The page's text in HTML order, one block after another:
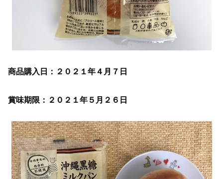
商品購入日：２０２１年４月７日
賞味期限：２０２１年５月２６日